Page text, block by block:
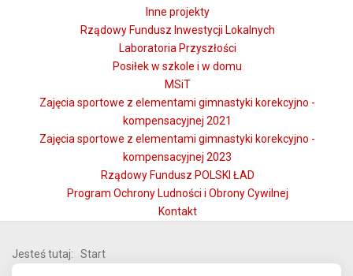
Inne projekty
Rządowy Fundusz Inwestycji Lokalnych
Laboratoria Przyszłości
Posiłek w szkole i w domu
MSiT
Zajęcia sportowe z elementami gimnastyki korekcyjno -
kompensacyjnej 2021
Zajęcia sportowe z elementami gimnastyki korekcyjno -
kompensacyjnej 2023
Rządowy Fundusz POLSKI ŁAD
Program Ochrony Ludności i Obrony Cywilnej
Kontakt
Jesteś tutaj: Start